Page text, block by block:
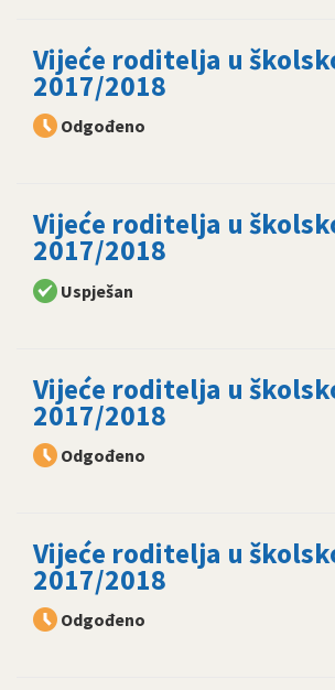
Vijeće roditelja u
2017/2018
Odgođeno
Vijeće roditelja u
2017/2018
Uspješan
Vijeće roditelja u
2017/2018
Odgođeno
Vijeće roditelja u
2017/2018
Odgođeno